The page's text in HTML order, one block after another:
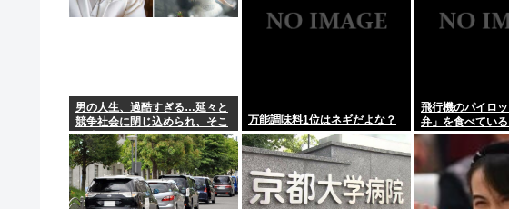
男の人生、過酷すぎる…延々と
競争社会に閉じ込められ、そこ
で勝たないと嫁すらゲットでき
ない。負け組になったら一生独
身の模様
万能調味料1位はネギだよな？
飛行機のパイロ
弁」を食べてい
る…